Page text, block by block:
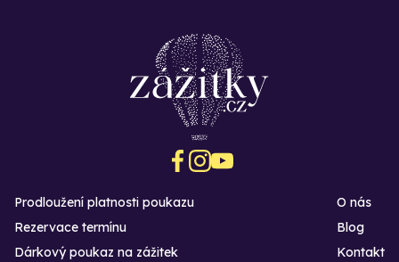
Prodloužení platnosti poukazu
Rezervace termínu
Dárkový poukaz na zážitek
O nás
Blog
Kontakt